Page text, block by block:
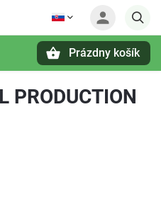
Prázdny košík
PRODUCTION